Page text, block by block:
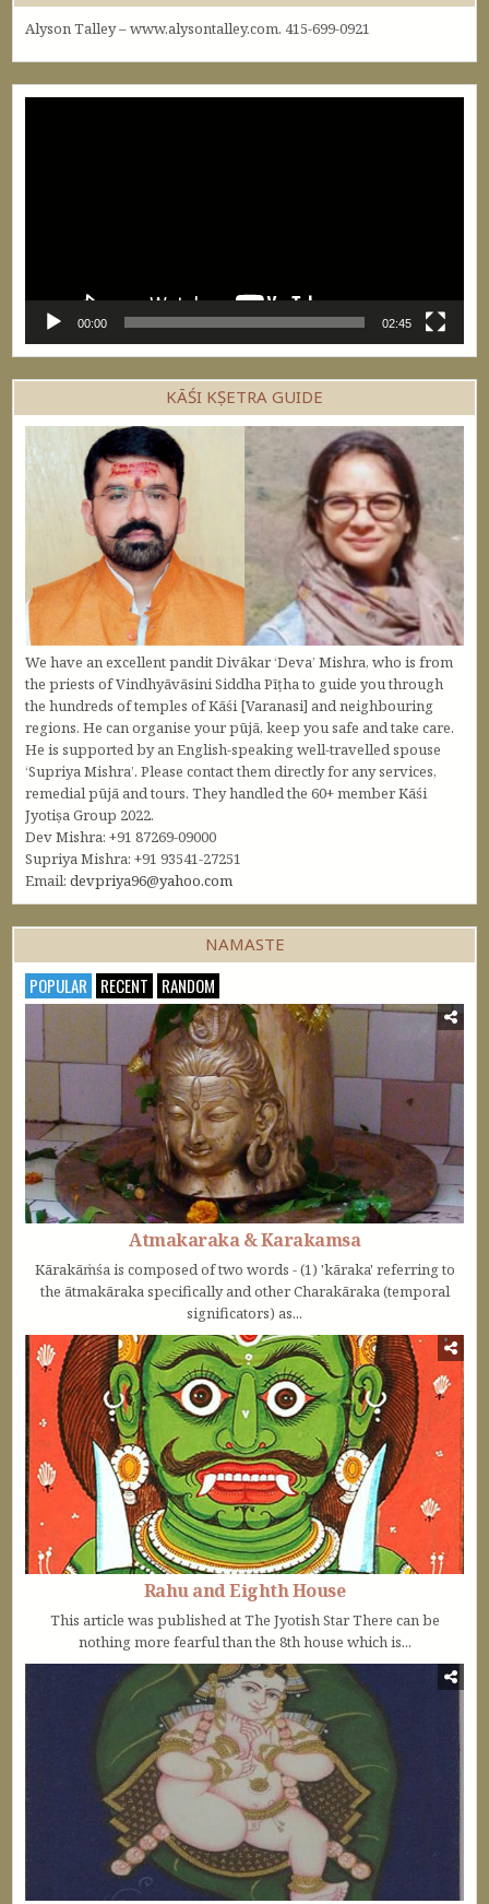
Alyson Talley – www.alysontalley.com. 415-699-0921
00:00 02:45
KĀŚI KṢETRA GUIDE
We have an excellent pandit Divākar ‘Deva’ Mishra, who is from
the priests of Vindhyāvāsini Siddha Pīṭha to guide you through
the hundreds of temples of Kāśi [Varanasi] and neighbouring
regions. He can organise your pūjā, keep you safe and take care.
He is supported by an English-speaking well-travelled spouse
‘Supriya Mishra’. Please contact them directly for any services,
remedial pūjā and tours. They handled the 60+ member Kāśi
Jyotiṣa Group 2022.
Dev Mishra: +91 87269-09000
Supriya Mishra: +91 93541-27251
Email:devpriya96@yahoo.com
NAMASTE
POPULAR RECENT RANDOM
Atmakaraka & Karakamsa
Kārakāṁśa is composed of two words - (1) 'kāraka' referring to
the ātmakāraka specifically and other Charakāraka (temporal
significators) as...
Rahu and Eighth House
This article was published at The Jyotish Star There can be
nothing more fearful than the 8th house which is...